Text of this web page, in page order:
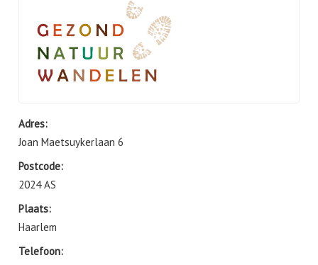
Adres:
Joan Maetsuykerlaan 6
Postcode:
2024 AS
Plaats:
Haarlem
Telefoon: